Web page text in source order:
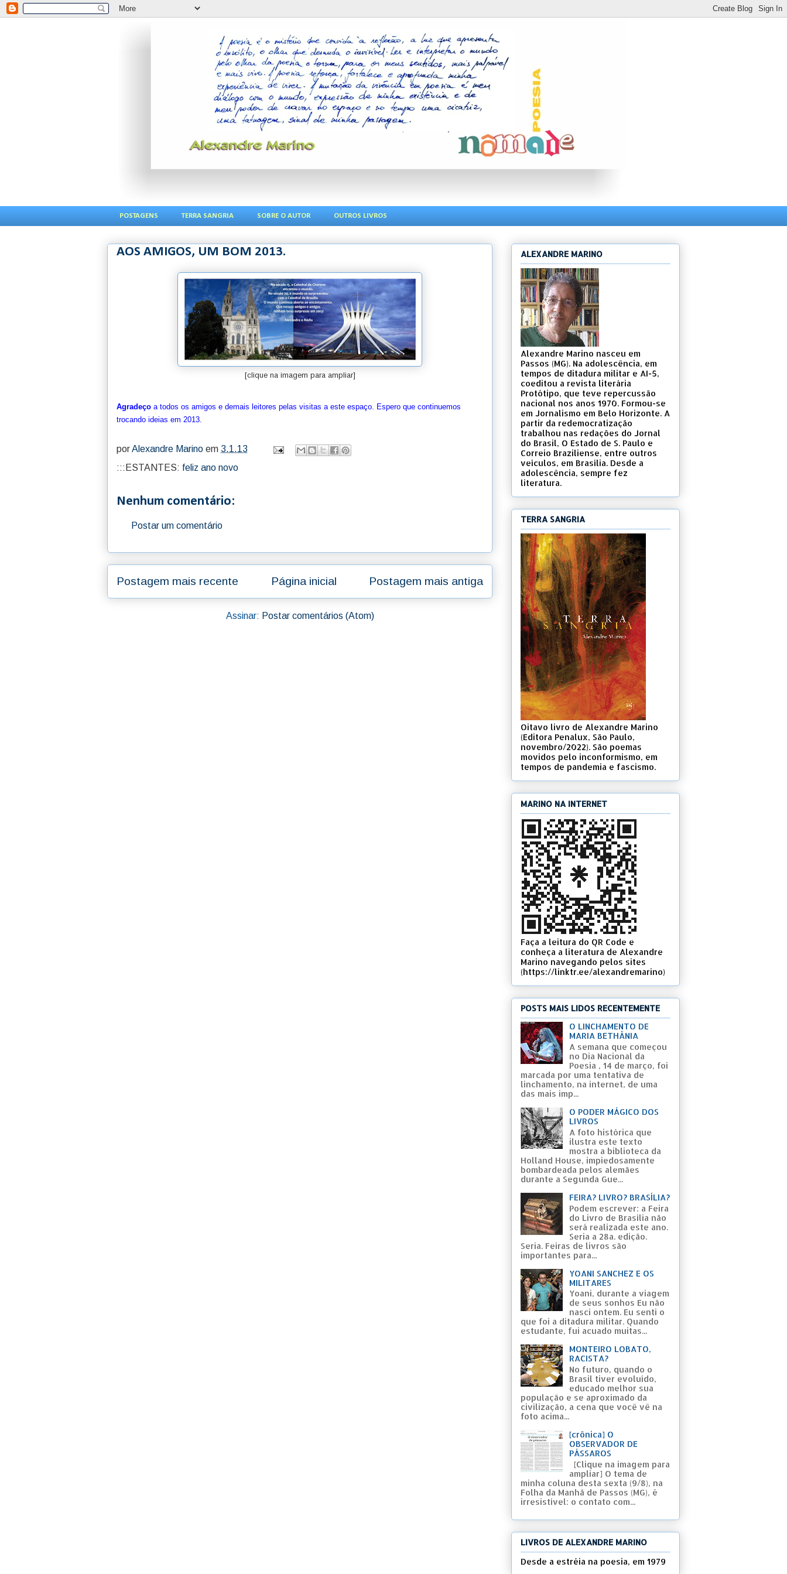
POSTAGENS TERRA SANGRIA SOBRE O AUTOR OUTROS LIVROS
AOS AMIGOS, UM BOM 2013.
[clique na imagem para ampliar]
Agradeço a todos os amigos e demais leitores pelas visitas a este espaço. Espero que continuemos
trocando ideias em 2013.
porAlexandre Marino em 3.1.13
:::ESTANTES: feliz ano novo
Nenhum comentário:
Postar um comentário
Postagem mais recente Postagem mais antiga
Página inicial
Assinar: Postar comentários (Atom)
ALEXANDRE MARINO
Alexandre Marino nasceu em
Passos (MG). Na adolescência, em
tempos de ditadura militar e AI-5,
coeditou a revista literária
Protótipo, que teve repercussão
nacional nos anos 1970. Formou-se
em Jornalismo em Belo Horizonte. A
partir da redemocratização
trabalhou nas redações do Jornal
do Brasil, O Estado de S. Paulo e
Correio Braziliense, entre outros
veículos, em Brasília. Desde a
adolescência, sempre fez
literatura.
TERRA SANGRIA
Oitavo livro de Alexandre Marino
(Editora Penalux, São Paulo,
novembro/2022). São poemas
movidos pelo inconformismo, em
tempos de pandemia e fascismo.
MARINO NA INTERNET
Faça a leitura do QR Code e
conheça a literatura de Alexandre
Marino navegando pelos sites
(https://linktr.ee/alexandremarino)
POSTS MAIS LIDOS RECENTEMENTE
O LINCHAMENTO DE
MARIA BETHÂNIA
A semana que começou
no Dia Nacional da
Poesia , 14 de março, foi
marcada por uma tentativa de
linchamento, na internet, de uma
das mais imp...
O PODER MÁGICO DOS
LIVROS
A foto histórica que
ilustra este texto
mostra a biblioteca da
Holland House, impiedosamente
bombardeada pelos alemães
durante a Segunda Gue...
FEIRA? LIVRO? BRASÍLIA?
Podem escrever: a Feira
do Livro de Brasília não
será realizada este ano.
Seria a 28a. edição.
Seria. Feiras de livros são
importantes para...
YOANI SANCHEZ E OS
MILITARES
Yoani, durante a viagem
de seus sonhos Eu não
nasci ontem. Eu senti o
que foi a ditadura militar. Quando
estudante, fui acuado muitas...
MONTEIRO LOBATO,
RACISTA?
No futuro, quando o
Brasil tiver evoluído,
educado melhor sua
população e se aproximado da
civilização, a cena que você vê na
foto acima...
[crônica] O
OBSERVADOR DE
PÁSSAROS
[Clique na imagem para
ampliar] O tema de
minha coluna desta sexta (9/8), na
Folha da Manhã de Passos (MG), é
irresistível: o contato com...
LIVROS DE ALEXANDRE MARINO
Desde a estréia na poesia, em 1979